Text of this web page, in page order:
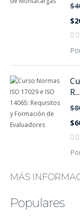
R...
MÁS
Populares